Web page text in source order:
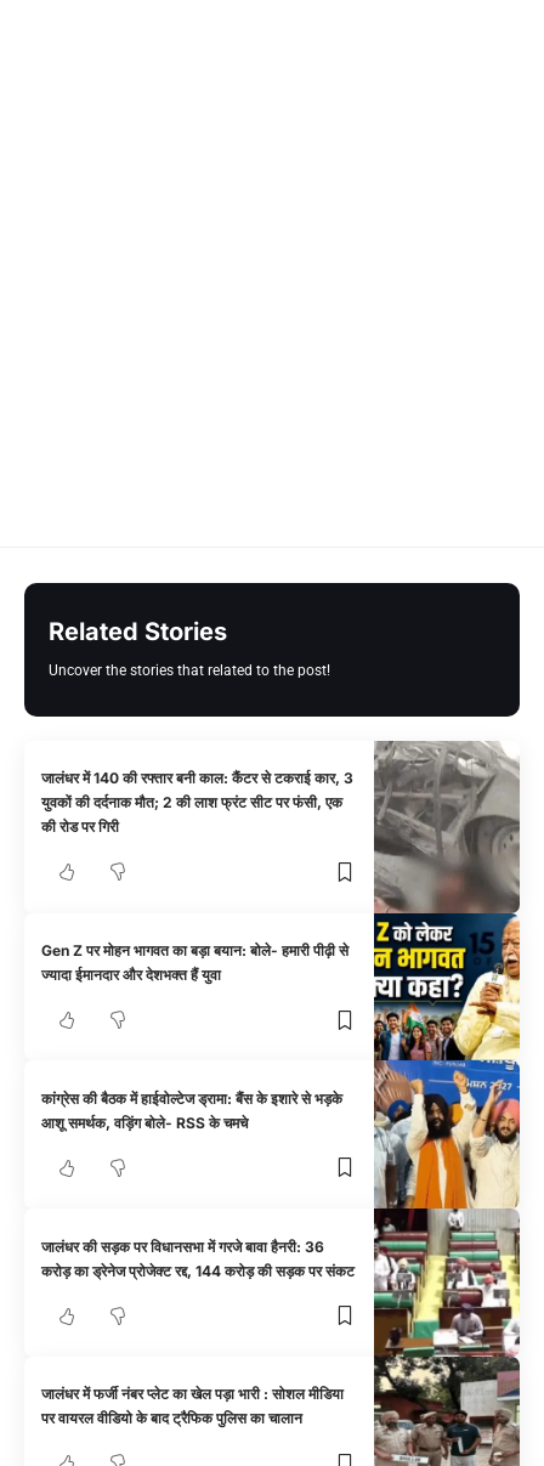
Related Stories
Uncover the stories that related to the post!
जालंधर में 140 की रफ्तार बनी काल: कैंटर से टकराई कार, 3
युवकों की दर्दनाक मौत; 2 की लाश फ्रंट सीट पर फंसी, एक
की रोड पर गिरी
Gen Z पर मोहन भागवत का बड़ा बयान: बोले- हमारी पीढ़ी से
ज्यादा ईमानदार और देशभक्त हैं युवा
कांग्रेस की बैठक में हाईवोल्टेज ड्रामा: बैंस के इशारे से भड़के
आशू समर्थक, वड़िंग बोले- RSS के चमचे
जालंधर की सड़क पर विधानसभा में गरजे बावा हैनरी: 36
करोड़ का ड्रेनेज प्रोजेक्ट रद्द, 144 करोड़ की सड़क पर संकट
जालंधर में फर्जी नंबर प्लेट का खेल पड़ा भारी : सोशल मीडिया
पर वायरल वीडियो के बाद ट्रैफिक पुलिस का चालान